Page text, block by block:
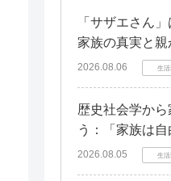
「サザエさん
家族の真実と
2026.08.06 生活
歴史社会学か
う：「家族は自
2026.08.05 生活